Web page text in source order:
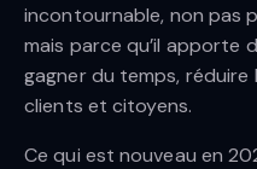
incontournable, non pas
mais parce qu’il apporte
gagner du temps, réduire
clients et citoyens.
Ce qui est nouveau en